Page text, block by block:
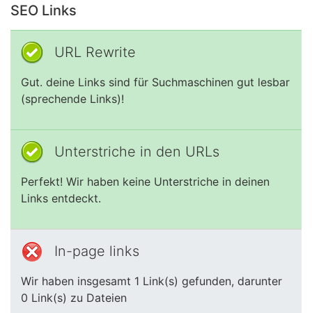
SEO Links
URL Rewrite
Gut. deine Links sind für Suchmaschinen gut lesbar
(sprechende Links)!
Unterstriche in den URLs
Perfekt! Wir haben keine Unterstriche in deinen
Links entdeckt.
In-page links
Wir haben insgesamt 1 Link(s) gefunden, darunter
0 Link(s) zu Dateien